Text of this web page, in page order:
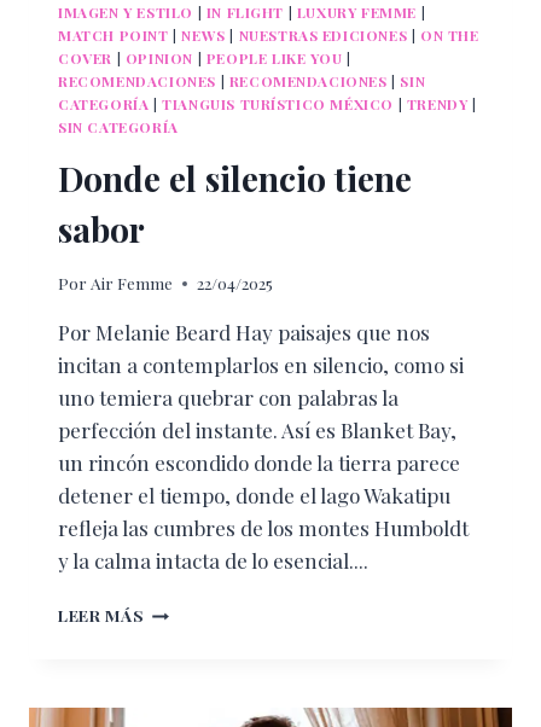
IMAGEN Y ESTILO | IN FLIGHT | LUXURY FEMME |
MATCH POINT |NEWS | NUESTRAS EDICIONES | ON THE
COVER | OPINION | PEOPLE LIKE YOU |
RECOMENDACIONES | RECOMENDACIONES | SIN
CATEGORÍA |TIANGUIS TURÍSTICO MÉXICO | TRENDY |
SIN CATEGORÍA
Donde el silencio tiene
sabor
Por Air Femme 22/04/2025
Por Melanie Beard Hay paisajes que nos
incitan a contemplarlos en silencio, como si
uno temiera quebrar con palabras la
perfección del instante. Así es Blanket Bay,
un rincón escondido donde la tierra parece
detener el tiempo, donde el lago Wakatipu
refleja las cumbres de los montes Humboldt
y la calma intacta de lo esencial....
LEER MÁS DONDE